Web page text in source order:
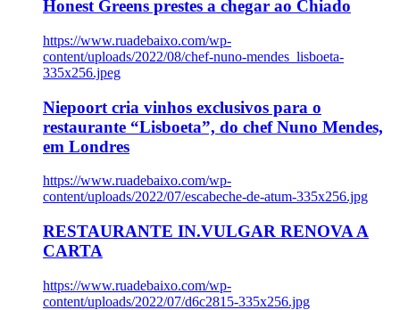
Honest Greens prestes a chegar ao Chiado
https://www.ruadebaixo.com/wp-
content/uploads/2022/08/chef-nuno-mendes_lisboeta-
335x256.jpeg
Niepoort cria vinhos exclusivos para o
restaurante “Lisboeta”, do chef Nuno Mendes,
em Londres
https://www.ruadebaixo.com/wp-
content/uploads/2022/07/escabeche-de-atum-335x256.jpg
RESTAURANTE IN.VULGAR RENOVA A
CARTA
https://www.ruadebaixo.com/wp-
content/uploads/2022/07/d6c2815-335x256.jpg